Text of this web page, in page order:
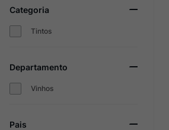
Categoria
Tintos
Departamento
Vinhos
Pais